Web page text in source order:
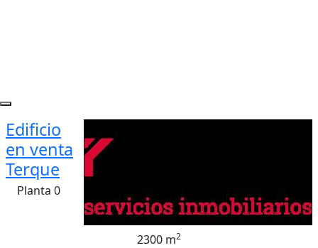
Edificio
en venta
Terque
Planta 0
2300 m2